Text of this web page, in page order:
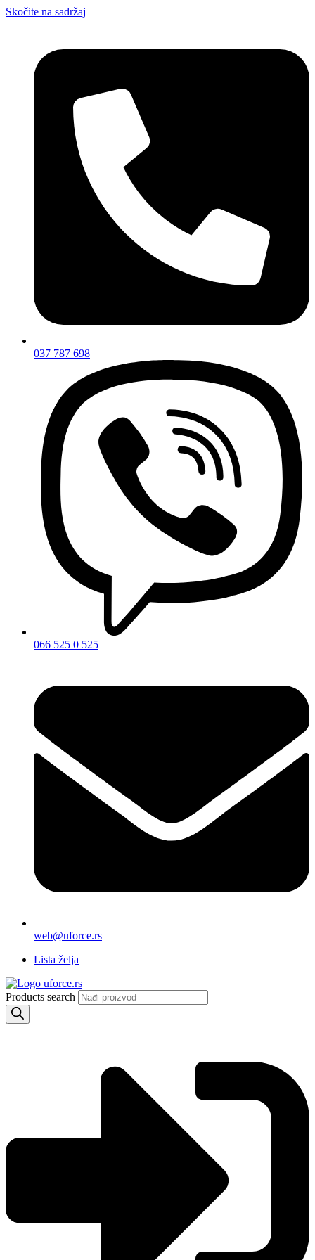
Skočite na sadržaj
037 787 698
066 525 0 525
web@uforce.rs
Lista želja
Products search